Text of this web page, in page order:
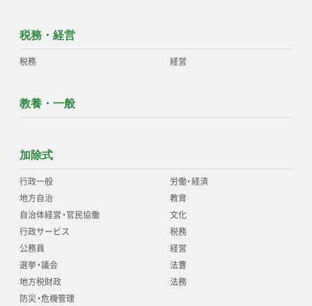
税務・経営
税務 経営
教養・一般
加除式
行政一般
地方自治
自治体経営・官民協働
行政サービス
公務員
選挙・議会
地方税財政
防災・危機管理
労働・経済
教育
文化
税務
経営
法曹
法務